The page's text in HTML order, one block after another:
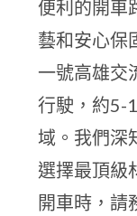
便利的開車
藝和安心保
一號高雄交
行駛，約5-
域。我們深
選擇最頂級
開車時，請